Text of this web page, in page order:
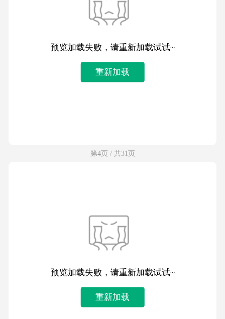
预览加载失败，请重新加载试试~
重新加载
第4页 / 共31页
预览加载失败，请重新加载试试~
重新加载